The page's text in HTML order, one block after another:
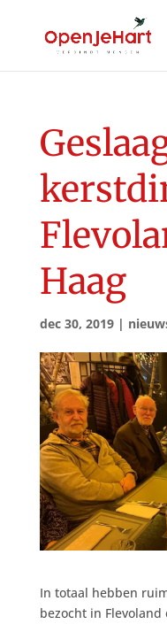
Haag
dec 30, 2019|
In totaal hebben
bezocht in Flevoland